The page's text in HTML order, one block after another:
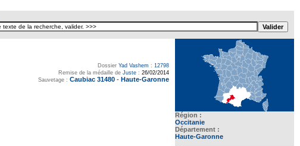
Région :
Occitanie
Département :
Haute-Garonne
Dossier Yad Vashem : 12798
Remise de la médaille de Juste : 26/02/2014
Sauvetage : Caubiac 31480 - Haute-Garonne